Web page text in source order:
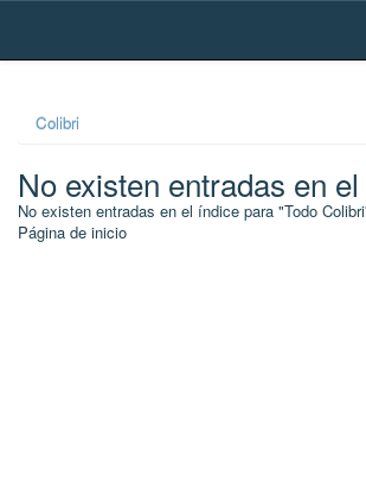
Skip
Colibri
No existen entradas en
No existen entradas en el índice para "Todo
Página de inicio